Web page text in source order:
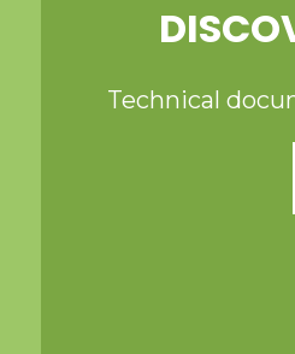
Technical